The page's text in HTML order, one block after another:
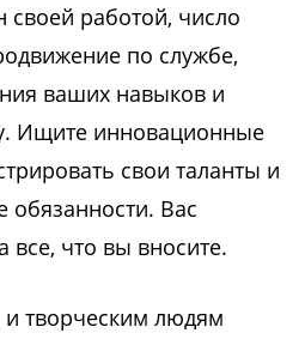
своей работой, число
по службе,
ваших навыков и
Ищите инновационные
свои таланты и
обязанности. Вас
все, что вы вносите.
творческим людям